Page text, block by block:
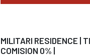
MILITARI RESIDENCE |
COMISION 0% |